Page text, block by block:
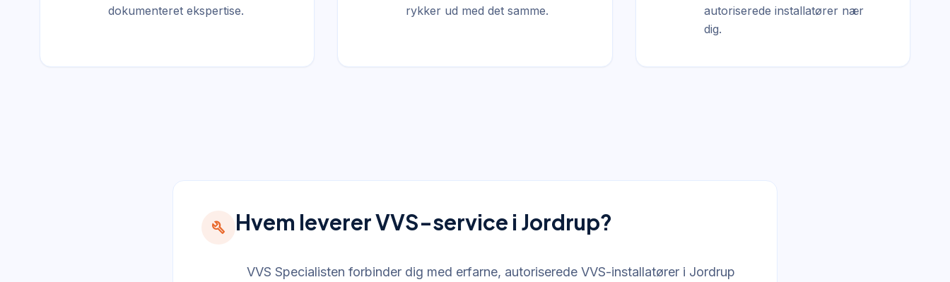
dokumenteret ekspertise.
rykker ud med det samme.
autoriserede installatører nær
dig.
build Hvem leverer VVS-service i Jordrup?
VVS Specialisten forbinder dig med erfarne, autoriserede VVS-installatører i Jordrup